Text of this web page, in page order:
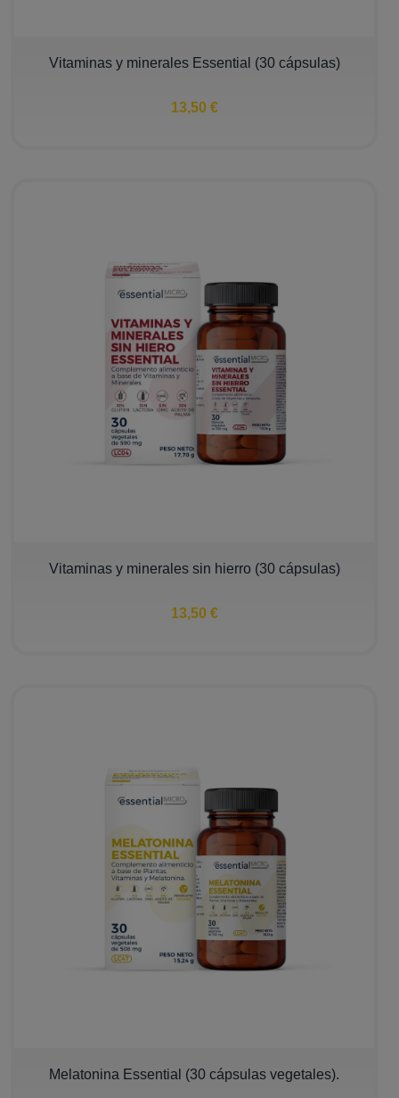
Vitaminas y minerales Essential (30 cápsulas)
13,50 €
Vitaminas y minerales sin hierro (30 cápsulas)
13,50 €
Melatonina Essential (30 cápsulas vegetales).